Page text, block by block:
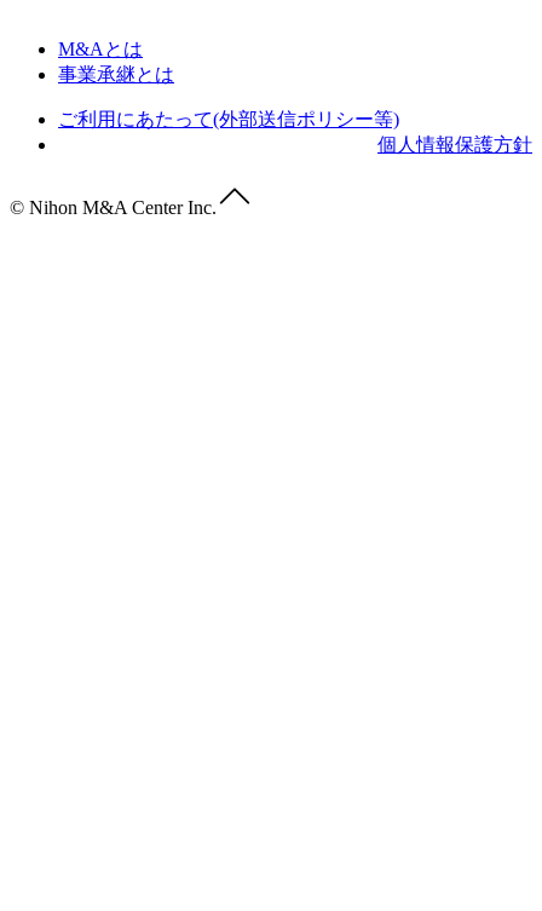
M&Aとは
事業承継とは
ご利用にあたって(外部送信ポリシー等)
個人情報保護方針
© Nihon M&A Center Inc.